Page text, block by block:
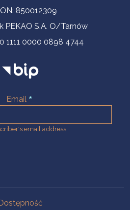
850012309
PEKAO S.A. O/Tarnów
1111 0000 0898 4744
Email
email address.
Dostępność